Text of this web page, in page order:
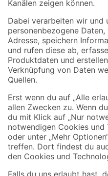
Folge uns
Zahlungsarten
Sicher einkaufen
Jetzt die toom-App